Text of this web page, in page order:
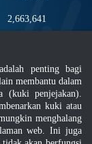
2,663,641
penting bagi
membantu dalam
(kuki penjejakan).
kuki atau
menghalang
web. Ini juga